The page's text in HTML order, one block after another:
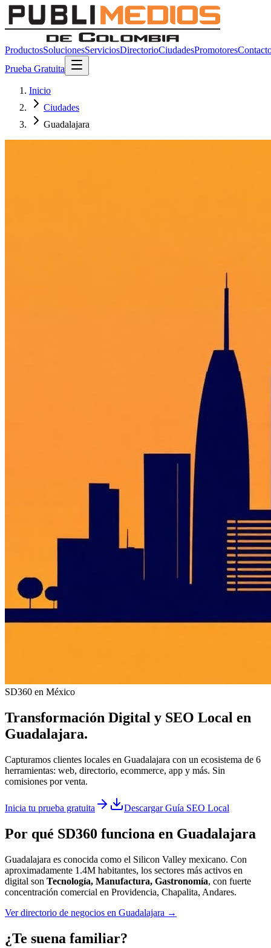
ProductosSolucionesServiciosDirectorioCiudadesPromotores
Prueba Gratuita
Inicio
Ciudades
Guadalajara
SD360 en México
Transformación Digital y SEO Local en
Guadalajara.
Capturamos clientes locales en Guadalajara con un ecosistema de 6
herramientas: web, directorio, ecommerce, app y más. Sin
comisiones por venta.
Inicia tu prueba gratuita Descargar Guía SEO Local
Por qué SD360 funciona en Guadalajara
Guadalajara es conocida como el Silicon Valley mexicano. Con
aproximadamente 1.4M habitantes, los sectores más activos en
digital son Tecnología, Manufactura, Gastronomía, con fuerte
concentración comercial en Providencia, Chapalita, Andares.
Ver directorio de negocios en Guadalajara →
¿Te suena familiar?